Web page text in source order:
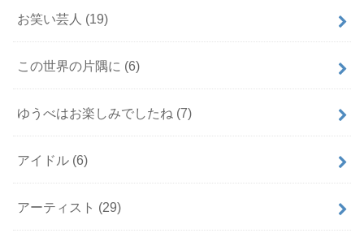
お笑い芸人 (19)
この世界の片隅に (6)
ゆうべはお楽しみでしたね (7)
アイドル (6)
アーティスト (29)